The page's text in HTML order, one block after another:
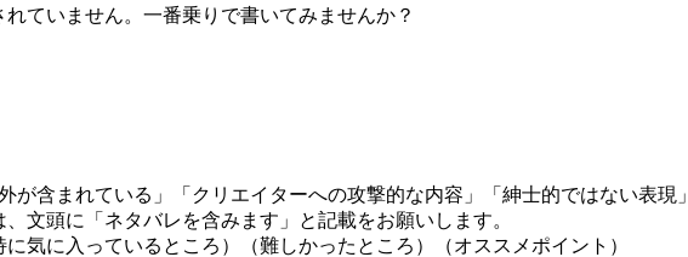
ていません。一番乗りで書いてみませんか？
が含まれている」「クリエイターへの攻撃的な内容」「紳士的ではない表現」
文頭に「ネタバレを含みます」と記載をお願いします。
気に入っているところ）（難しかったところ）（オススメポイント）